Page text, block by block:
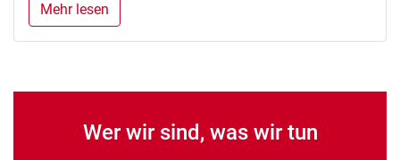
Mehr lesen
Wer wir sind, was wir tun